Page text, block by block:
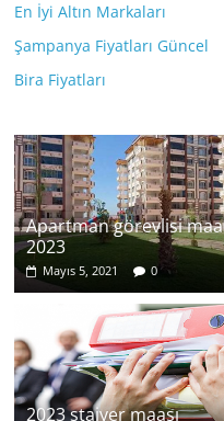
En İyi Altın Markaları
Şampanya Fiyatları Güncel
Bira Fiyatları
Apartman görevlisi
2023
Mayıs 5, 2021 0
2023 stajyer maaşı